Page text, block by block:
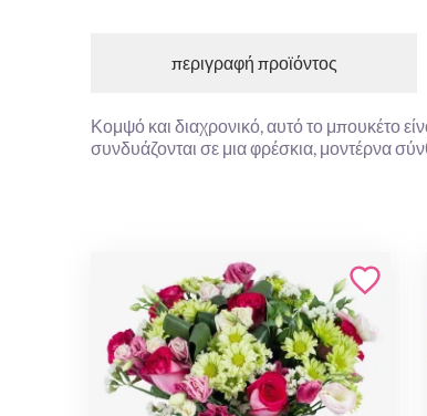
περιγραφή προϊόντος
Κομψό και διαχρονικό, αυτό το μπουκέτο
συνδυάζονται σε μια φρέσκια, μοντέρνα